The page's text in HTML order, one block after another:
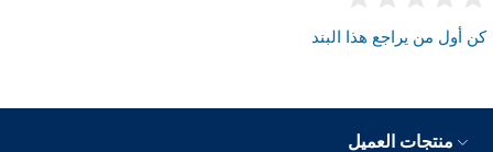
كن أول من يراجع هذا البند
منتجات العميل